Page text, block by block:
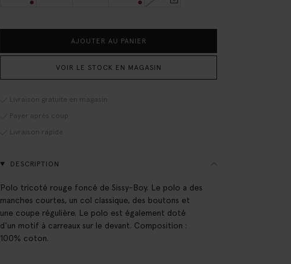
AJOUTER AU PANIER
VOIR LE STOCK EN MAGASIN
Livraison gratuite en magasin
Payer après coup
Livraison rapide
DESCRIPTION
Polo tricoté rouge foncé de Sissy-Boy. Le polo a des
manches courtes, un col classique, des boutons et
une coupe régulière. Le polo est également doté
d'un motif à carreaux sur le devant. Composition :
100% coton.